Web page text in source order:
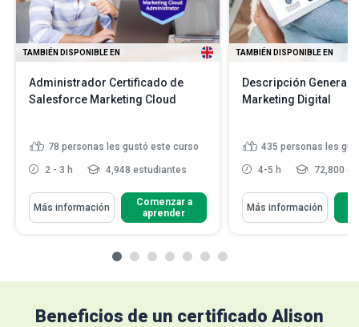
TAMBIÉN DISPONIBLE EN
Administrador Certificado de
Salesforce Marketing Cloud
78 personas les gustó este curso
2 - 3 h 4,948 estudiantes
Más información
Comenzar a
aprender
TAMBIÉN DISPONIBLE EN
Descripción General
Marketing Digital
435 personas les
4-5 h 72,800
Más información
Beneficios de un certificado Alison